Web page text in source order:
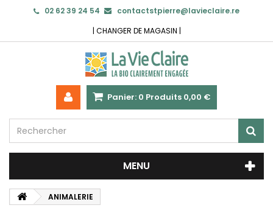
02 62 39 24 54
contactstpierre@lavieclaire.re
| CHANGER DE MAGASIN |
Panier: 0 Produits 0,00 €
MENU
ANIMALERIE